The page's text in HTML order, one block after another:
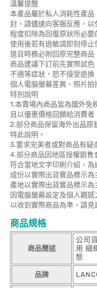
溫馨提醒
本產品屬於私人消耗性產
封，請儘速向客服反應，
程度扣除為回復原狀所必要
使用後若有過敏請即刻停止
退貨時務必附回原完整商品
商品建議下訂前先實際試
不適等症狀，恕不接受退換
個人電腦螢幕差異、照片拍
特別說明
1.本賣場內商品皆為國外免
且以優惠價格回饋給消費者
2.部分商品保留海外出品原
特此說明。
3.要求完美者或對商品有疑
4.部分商品因地區授權銷
符合當地文字印刷介紹，為
成份以實際出貨實品標示為
產地以實際出貨實品標示為
因電腦螢幕設定及個人觀
以收到實際商品為準，請見
商品規格
商品簡述
公司
用 細
態
品牌